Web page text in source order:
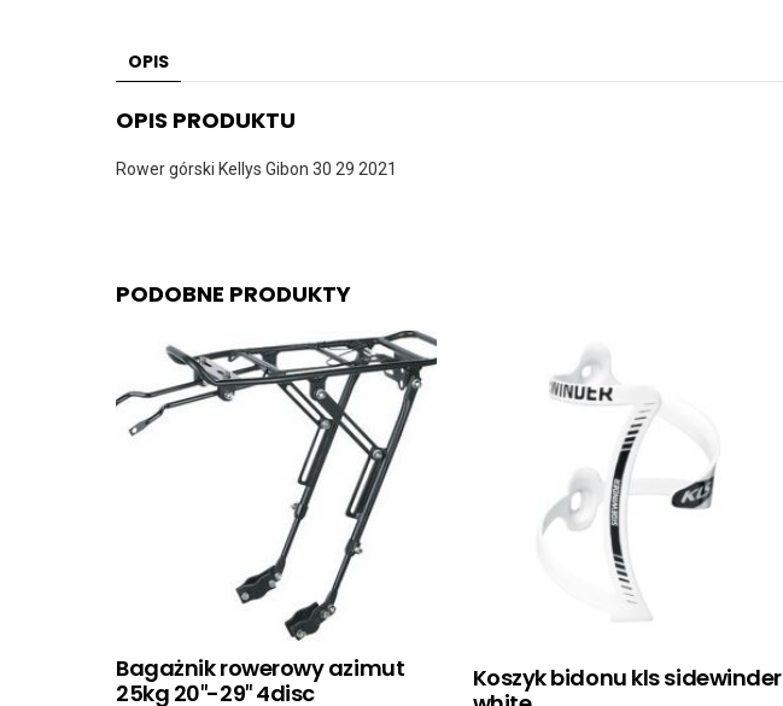
OPIS
OPIS PRODUKTU
Rower górski Kellys Gibon 30 29 2021
PODOBNE PRODUKTY
Bagażnik rowerowy azimut
25kg 20″-29″ 4disc
Koszyk bidonu kls sidewinder